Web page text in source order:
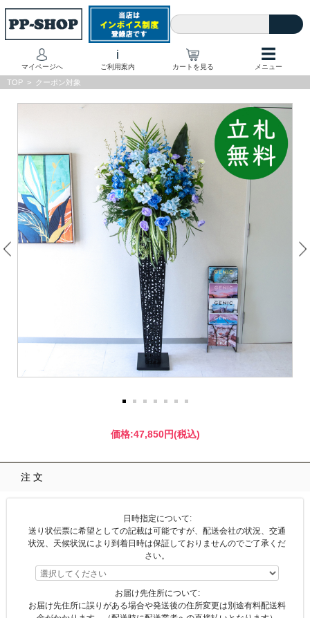
マイページへ
i
ご利用案内 カートを見る
☰
メニュー
TOP > クーポン対象
価格:47,850円(税込)
注文
日時指定について:
送り状伝票に希望としての記載は可能ですが、配送会社の状況、交通
状況、天候状況により到着日時は保証しておりませんのでご了承くだ
さい。
お届け先住所について:
お届け先住所に誤りがある場合や発送後の住所変更は別途有料配送料